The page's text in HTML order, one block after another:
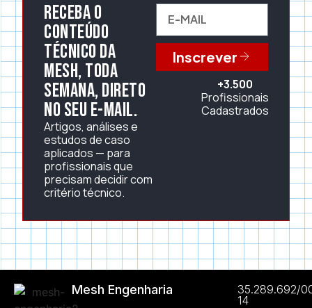
Receba o
conteúdo
técnico da
Mesh, toda
semana, direto
no seu e-mail.
Artigos, análises e
estudos de caso
aplicados — para
profissionais que
precisam decidir com
critério técnico.
Inscrever
+3.500
Profissionais
Cadastrados
Mesh Engenharia
35.289.692/
14